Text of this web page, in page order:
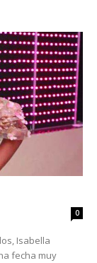
0
Isabella
fecha muy